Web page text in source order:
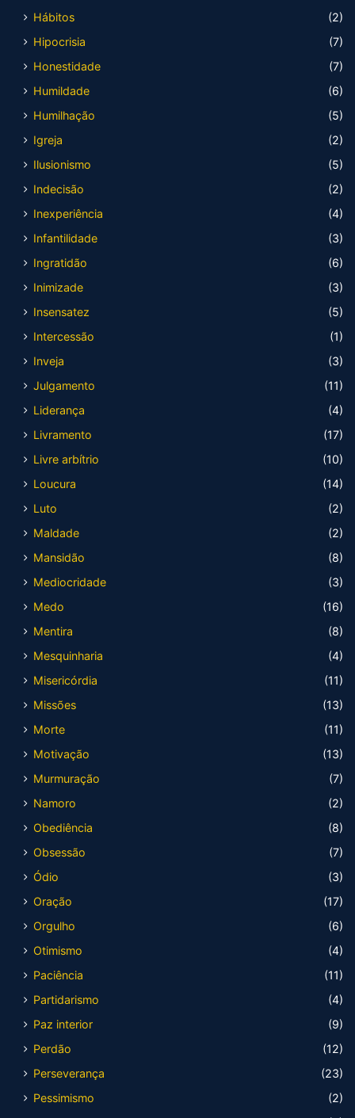
Hábitos
(2)
Hipocrisia
(7)
Honestidade
(7)
Humildade
(6)
Humilhação
(5)
Igreja
(2)
Ilusionismo
(5)
Indecisão
(2)
Inexperiência
(4)
Infantilidade
(3)
Ingratidão
(6)
Inimizade
(3)
Insensatez
(5)
Intercessão
(1)
Inveja
(3)
Julgamento
(11)
Liderança
(4)
Livramento
(17)
Livre arbítrio
(10)
Loucura
(14)
Luto
(2)
Maldade
(2)
Mansidão
(8)
Mediocridade
(3)
Medo
(16)
Mentira
(8)
Mesquinharia
(4)
Misericórdia
(11)
Missões
(13)
Morte
(11)
Motivação
(13)
Murmuração
(7)
Namoro
(2)
Obediência
(8)
Obsessão
(7)
Ódio
(3)
Oração
(17)
Orgulho
(6)
Otimismo
(4)
Paciência
(11)
Partidarismo
(4)
Paz interior
(9)
Perdão
(12)
Perseverança
(23)
Pessimismo
(2)